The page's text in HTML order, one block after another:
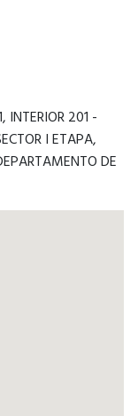
INTERIOR 201 -
I ETAPA,
DE